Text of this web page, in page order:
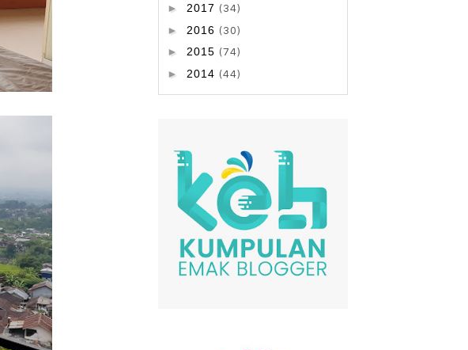
► 2017 (34)
► 2016 (30)
► 2015 (74)
► 2014 (44)